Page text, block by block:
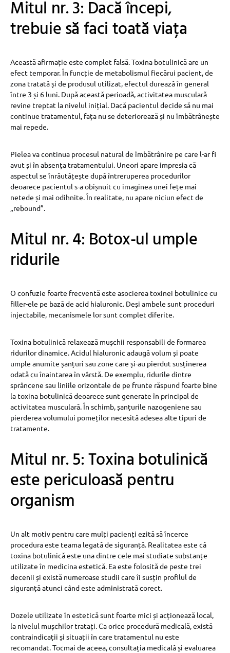
Mitul nr. 3: Dacă începi,
trebuie să faci toată viața
Această afirmație este complet falsă. Toxina botulinică are un
efect temporar. În funcție de metabolismul fiecărui pacient, de
zona tratată și de produsul utilizat, efectul durează în general
între 3 și 6 luni. După această perioadă, activitatea musculară
revine treptat la nivelul inițial. Dacă pacientul decide să nu mai
continue tratamentul, fața nu se deteriorează și nu îmbătrânește
mai repede.
Pielea va continua procesul natural de îmbătrânire pe care l-ar fi
avut și în absența tratamentului. Uneori apare impresia că
aspectul se înrăutățește după întreruperea procedurilor
deoarece pacientul s-a obișnuit cu imaginea unei fețe mai
netede și mai odihnite. În realitate, nu apare niciun efect de
„rebound”.
Mitul nr. 4: Botox-ul umple
ridurile
O confuzie foarte frecventă este asocierea toxinei botulinice cu
filler-ele pe bază de acid hialuronic. Deși ambele sunt proceduri
injectabile, mecanismele lor sunt complet diferite.
Toxina botulinică relaxează mușchii responsabili de formarea
ridurilor dinamice. Acidul hialuronic adaugă volum și poate
umple anumite șanțuri sau zone care și-au pierdut susținerea
odată cu înaintarea în vârstă. De exemplu, ridurile dintre
sprâncene sau liniile orizontale de pe frunte răspund foarte bine
la toxina botulinică deoarece sunt generate în principal de
activitatea musculară. În schimb, șanțurile nazogeniene sau
pierderea volumului pomeților necesită adesea alte tipuri de
tratamente.
Mitul nr. 5: Toxina botulinică
este periculoasă pentru
organism
Un alt motiv pentru care mulți pacienți ezită să încerce
procedura este teama legată de siguranță. Realitatea este că
toxina botulinică este una dintre cele mai studiate substanțe
utilizate în medicina estetică. Ea este folosită de peste trei
decenii și există numeroase studii care îi susțin profilul de
siguranță atunci când este administrată corect.
Dozele utilizate în estetică sunt foarte mici și acționează local,
la nivelul mușchilor tratați. Ca orice procedură medicală, există
contraindicații și situații în care tratamentul nu este
recomandat. Tocmai de aceea, consultația medicală și evaluarea